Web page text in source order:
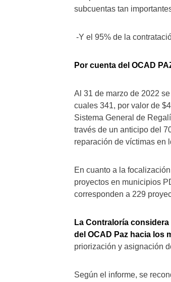
subcuentas tan
-Y el 95% de la
Por cuenta del OCAD
Al 31 de marzo de 2022
cuales 341, por valor de
Sistema General de
través de un anticipo del
reparación de víctimas en
En cuanto a la
proyectos en municipios
corresponden a 229
La Contraloría considera
del OCAD Paz hacia los
priorización y asignación
Según el informe, se